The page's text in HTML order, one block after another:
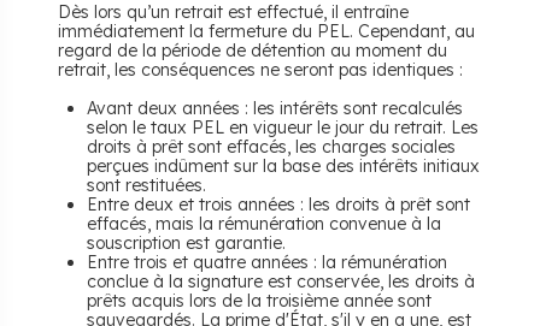
Dès lors qu’un retrait est effectué, il entraîne
immédiatement la fermeture du PEL. Cependant, au
regard de la période de détention au moment du
retrait, les conséquences ne seront pas identiques :
Avant deux années : les intérêts sont recalculés
selon le taux PEL en vigueur le jour du retrait. Les
droits à prêt sont effacés, les charges sociales
perçues indûment sur la base des intérêts initiaux
sont restituées.
Entre deux et trois années : les droits à prêt sont
effacés, mais la rémunération convenue à la
souscription est garantie.
Entre trois et quatre années : la rémunération
conclue à la signature est conservée, les droits à
prêts acquis lors de la troisième année sont
sauvegardés. La prime d'État, s'il y en a une, est